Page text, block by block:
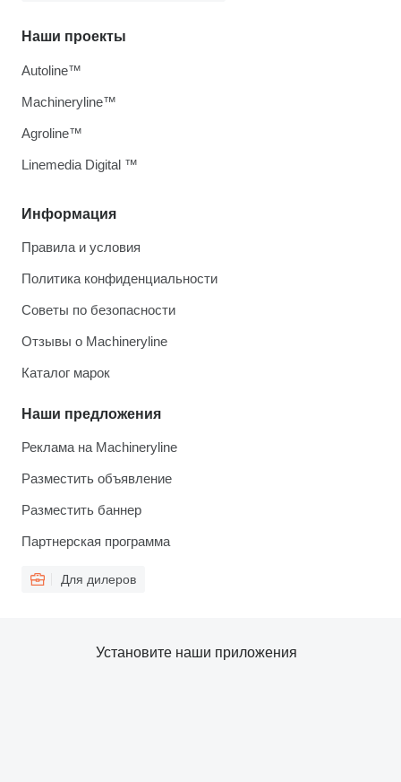
Информация
Правила и условия
Политика конфиденциальности
Советы по безопасности
Отзывы о Machineryline
Каталог марок
Наши предложения
Реклама на Machineryline
Разместить объявление
Разместить баннер
Партнерская программа
Для дилеров
Наши проекты
Autoline™
Machineryline™
Agroline™
Linemedia Digital ™
Установите наши приложения